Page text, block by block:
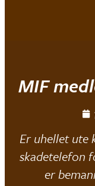
MIF
Er uhellet ute
skadetelefon
er